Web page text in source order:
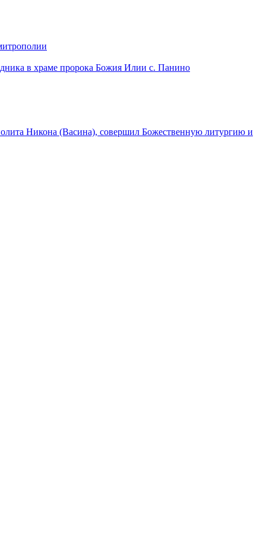
в храме пророка Божия Илии с. Панино
Никона (Васина), совершил Божественную литургию и